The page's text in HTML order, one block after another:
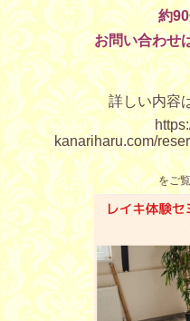
約
お問い合わせ
詳しい内容
kanariharu.com/
をご